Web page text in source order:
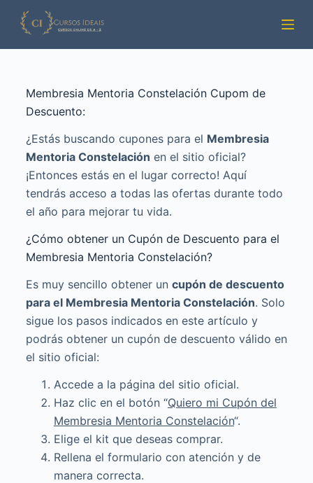
Pular
para
Membresia Mentoria Constelación Cupom de
Descuento:
¿Estás buscando cupones para el Membresia
Mentoria Constelación en el sitio oficial?
¡Entonces estás en el lugar correcto! Aquí
tendrás acceso a todas las ofertas durante todo
el año para mejorar tu vida.
¿Cómo obtener un Cupón de Descuento para el
Membresia Mentoria Constelación?
Es muy sencillo obtener un cupón de descuento
para el Membresia Mentoria Constelación. Solo
sigue los pasos indicados en este artículo y
podrás obtener un cupón de descuento válido en
el sitio oficial:
Accede a la página del sitio oficial.
Haz clic en el botón “Quiero mi Cupón del
Membresia Mentoria Constelación“.
Elige el kit que deseas comprar.
Rellena el formulario con atención y de
manera correcta.